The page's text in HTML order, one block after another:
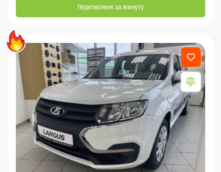
Перезвоним за минуту